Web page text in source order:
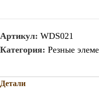
Артикул: WDS021
Категория: Резные
Детали